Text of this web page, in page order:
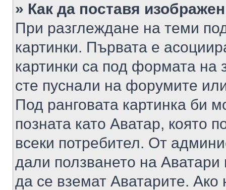
» Как да поставя
При разглеждане на теми
картинки. Първата е
картинки са под формата на
сте пуснали на форумите
Под ранговата картинка би
позната като Аватар, която
всеки потребител. От
дали ползването на
да се вземат Аватарите.